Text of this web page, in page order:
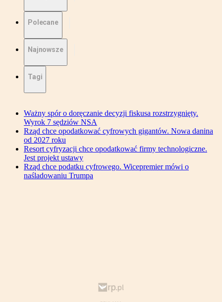
Polecane
Najnowsze
Tagi
Ważny spór o doręczanie decyzji fiskusa rozstrzygnięty.
Wyrok 7 sędziów NSA
Rząd chce opodatkować cyfrowych gigantów. Nowa danina
od 2027 roku
Resort cyfryzacji chce opodatkować firmy technologiczne.
Jest projekt ustawy
Rząd chce podatku cyfrowego. Wicepremier mówi o
naśladowaniu Trumpa